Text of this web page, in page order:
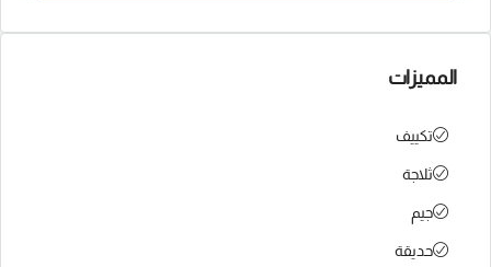
المميزات
تكييف
ثلاجة
جيم
حديقة